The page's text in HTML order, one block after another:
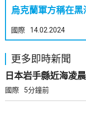
烏克蘭軍方稱在
國際 14.02.2024
更多即時新聞
日本岩手縣近海凌
國際 5分鐘前